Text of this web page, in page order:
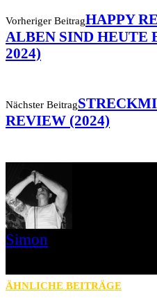
Vorheriger BeitragHAPPY
ALBEN SIND HEUTE
2024)
Nächster Beitrag
REVIEW (2024)
Simon
ÄHNLICHE BEITRÄGE